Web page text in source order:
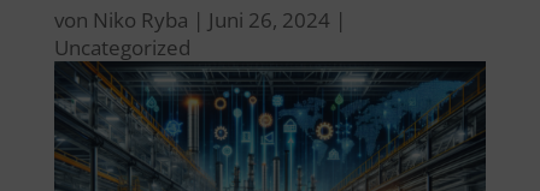
von Niko Ryba | Juni 26, 2024 |
Uncategorized